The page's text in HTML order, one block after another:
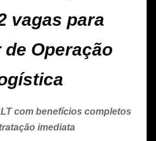
vagas para
Operação
com benefícios completos
imediata